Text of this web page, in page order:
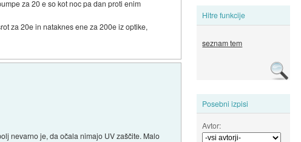
Hitre funkcije
seznam tem
Posebni izpisi
Avtor:
za 20 e so kot noc pa dan proti enim
za 20e in nataknes ene za 200e iz optike,
nevarno je, da očala nimajo UV zaščite. Malo